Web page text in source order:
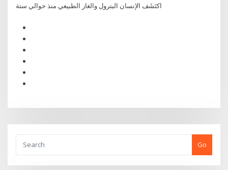
اكتَشَف الإنسان البترول والغاز الطبيعي منذ حوالي ستة
Go